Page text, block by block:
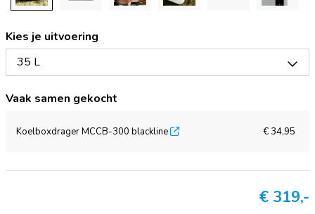
Kies je uitvoering
35 L
Vaak samen gekocht
Koelboxdrager MCCB-300 blackline € 34,95
€ 319,-